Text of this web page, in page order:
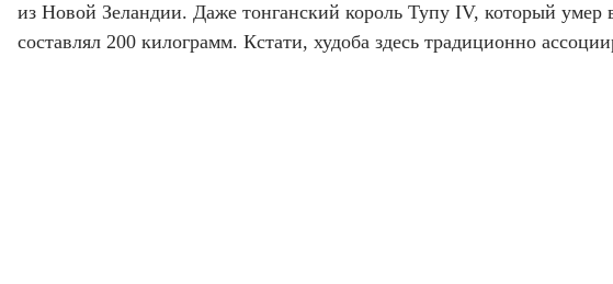
из Новой Зеландии. Даже тонганский король Тупу IV, который умер
составлял 200 килограмм. Кстати, худоба здесь традиционно